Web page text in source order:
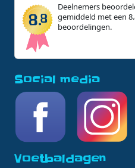
Deelnemers
gemiddeld met een
beoordelingen.
Social media
Voetbaldagen